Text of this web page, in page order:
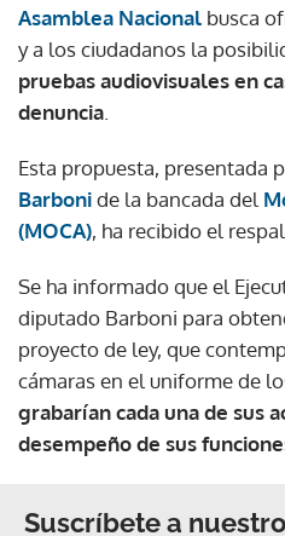
Asamblea Nacional busca
y a los ciudadanos la
pruebas audiovisuales en
denuncia
Esta propuesta, presentada
Barbonide la bancada del
(MOCA), ha recibido el
Se ha informado que el
diputado Barboni para
proyecto de ley, que
cámaras en el uniforme de
grabarían cada una de sus
desempeño de sus
Suscríbete a